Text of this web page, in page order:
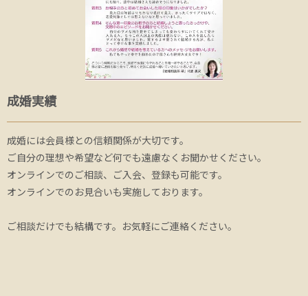
成婚実績
成婚には会員様との信頼関係が大切です。
ご自分の理想や希望など何でも遠慮なくお聞かせください。
オンラインでのご相談、ご入会、登録も可能です。
オンラインでのお見合いも実施しております。
ご相談だけでも結構です。お気軽にご連絡ください。